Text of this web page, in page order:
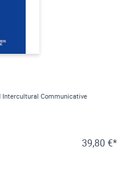
Communicative
39,80 €*